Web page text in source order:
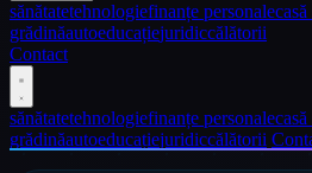
sănătatetehnologiefinanțe personalecasă
grădinăautoeducațiejuridiccălătorii
Contact
sănătatetehnologiefinanțe personalecasă
grădinăautoeducațiejuridiccălătorii